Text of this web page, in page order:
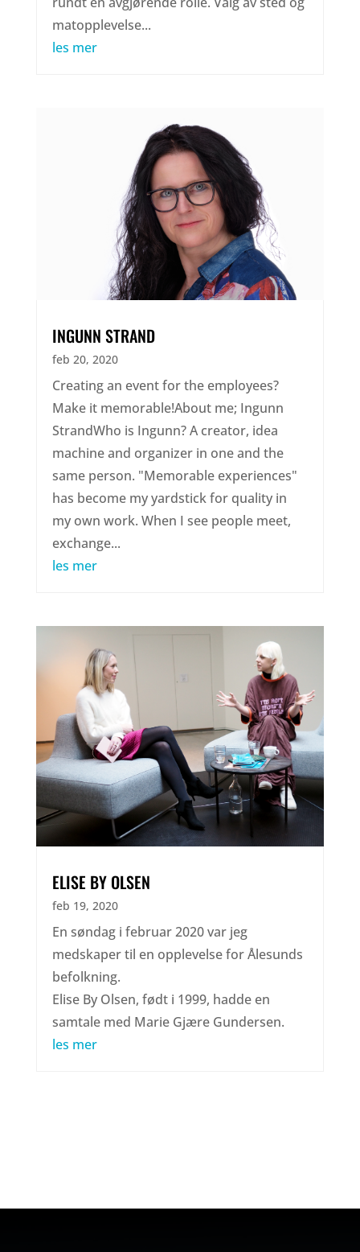
matopplevelse...
les mer
INGUNN STRAND
feb 20, 2020
Creating an event for the employees?
Make it memorable!About me; Ingunn
StrandWho is Ingunn? A creator, idea
machine and organizer in one and the
same person. "Memorable experiences"
has become my yardstick for quality in
my own work. When I see people meet,
exchange...
les mer
ELISE BY OLSEN
feb 19, 2020
En søndag i februar 2020 var jeg
medskaper til en opplevelse for Ålesunds
befolkning.
Elise By Olsen, født i 1999, hadde en
samtale med Marie Gjære Gundersen.
les mer